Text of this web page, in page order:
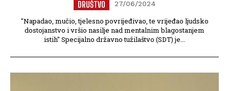
DRUŠTVO 27/06/2024
"Napadao, mučio, tjelesno povrijeđivao, te vrijeđao ljudsko
dostojanstvo i vršio nasilje nad mentalnim blagostanjem
istih" Specijalno državno tužilaštvo (SDT) je...